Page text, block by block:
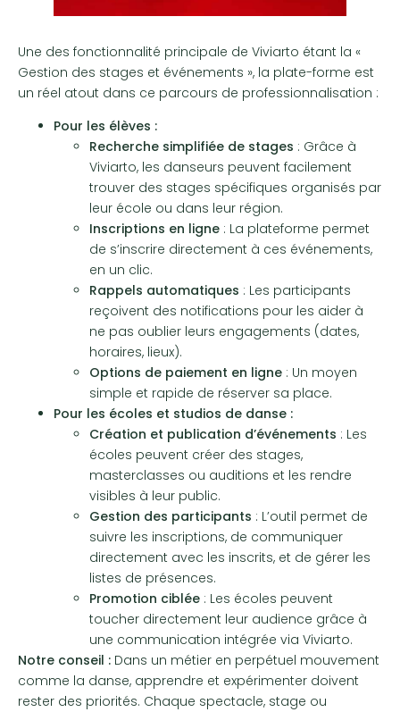
Une des fonctionnalité principale de Viviarto étant la «
Gestion des stages et événements », la plate-forme est
un réel atout dans ce parcours de professionnalisation :
Pour les élèves :
Recherche simplifiée de stages : Grâce à
Viviarto, les danseurs peuvent facilement
trouver des stages spécifiques organisés par
leur école ou dans leur région.
Inscriptions en ligne : La plateforme permet
de s’inscrire directement à ces événements,
en un clic.
Rappels automatiques : Les participants
reçoivent des notifications pour les aider à
ne pas oublier leurs engagements (dates,
horaires, lieux).
Options de paiement en ligne : Un moyen
simple et rapide de réserver sa place.
Pour les écoles et studios de danse :
Création et publication d’événements : Les
écoles peuvent créer des stages,
masterclasses ou auditions et les rendre
visibles à leur public.
Gestion des participants : L’outil permet de
suivre les inscriptions, de communiquer
directement avec les inscrits, et de gérer les
listes de présences.
Promotion ciblée : Les écoles peuvent
toucher directement leur audience grâce à
une communication intégrée via Viviarto.
Notre conseil : Dans un métier en perpétuel mouvement
comme la danse, apprendre et expérimenter doivent
rester des priorités. Chaque spectacle, stage ou